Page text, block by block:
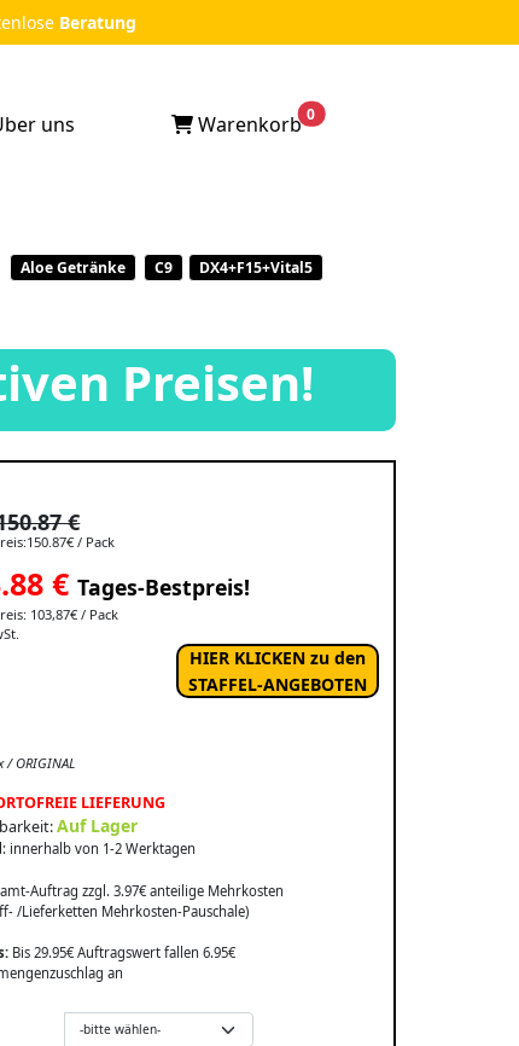
Beratung
uns Warenkorb0
Aloe Getränke C9
DX4+F15+Vital5
Preisen!
€
/ Pack
€Tages-Bestpreis!
103,87€ / Pack
HIER KLICKEN zu den
STAFFEL-ANGEBOTEN
/ ORIGINAL
LIEFERUNG
Auf Lager
innerhalb von 1-2 Werktagen
Auftrag zzgl. 3.97€ anteilige Mehrkosten
/Lieferketten Mehrkosten-Pauschale)
Bis 29.95€ Auftragswert fallen 6.95€
an